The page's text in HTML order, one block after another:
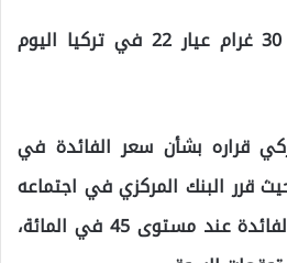
كم سعر اسوارة الذهب 30 غرام عيار 22 في تركيا اليوم
قراره بشأن سعر الفائدة في
قرر البنك المركزي في اجتماعه
الأخير الإبقاء على سعر الفائدة عند مستوى 45 في المائة،